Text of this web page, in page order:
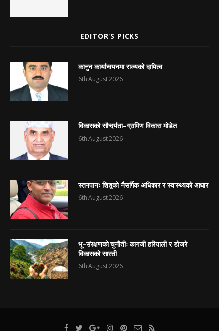
EDITOR’S PICKS
कानुन कार्यान्वयनमा राज्यको दायित्व
6th August 2026
विकासको सौन्दर्यता–ग्रामिण विकास मोडेल
6th August 2026
स्तनपानः शिशुको नैसर्गिक अधिकार र स्वास्थ्यको आधार
6th August 2026
भू–संरक्षणको चुनौतीः कागजी हरियाली र डोजरे
विकासको सास्ती
6th August 2026